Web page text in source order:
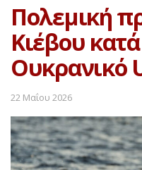
Πολεμική
Κιέβου
Ουκρανικό
22 Μαΐου 2026